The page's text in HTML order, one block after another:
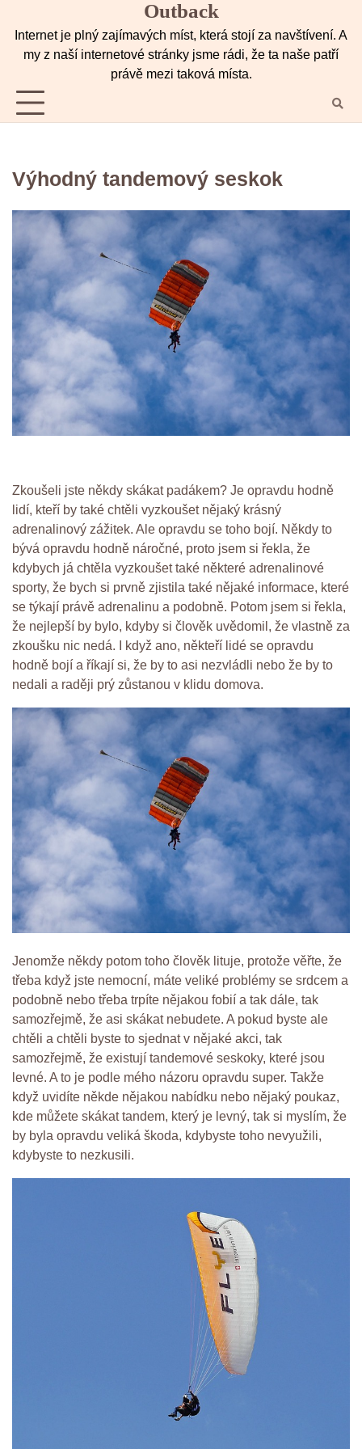
Outback
Internet je plný zajímavých míst, která stojí za navštívení. A
my z naší internetové stránky jsme rádi, že ta naše patří
právě mezi taková místa.
Výhodný tandemový seskok
Zkoušeli jste někdy skákat padákem? Je opravdu hodně
lidí, kteří by také chtěli vyzkoušet nějaký krásný
adrenalinový zážitek. Ale opravdu se toho bojí. Někdy to
bývá opravdu hodně náročné, proto jsem si řekla, že
kdybych já chtěla vyzkoušet také některé adrenalinové
sporty, že bych si prvně zjistila také nějaké informace, které
se týkají právě adrenalinu a podobně. Potom jsem si řekla,
že nejlepší by bylo, kdyby si člověk uvědomil, že vlastně za
zkoušku nic nedá. I když ano, někteří lidé se opravdu
hodně bojí a říkají si, že by to asi nezvládli nebo že by to
nedali a raději prý zůstanou v klidu domova.
Jenomže někdy potom toho člověk lituje, protože věřte, že
třeba když jste nemocní, máte veliké problémy se srdcem a
podobně nebo třeba trpíte nějakou fobií a tak dále, tak
samozřejmě, že asi skákat nebudete. A pokud byste ale
chtěli a chtěli byste to sjednat v nějaké akci, tak
samozřejmě, že existují tandemové seskoky, které jsou
levné. A to je podle mého názoru opravdu super. Takže
když uvidíte někde nějakou nabídku nebo nějaký poukaz,
kde můžete skákat tandem, který je levný, tak si myslím, že
by byla opravdu veliká škoda, kdybyste toho nevyužili,
kdybyste to nezkusili.